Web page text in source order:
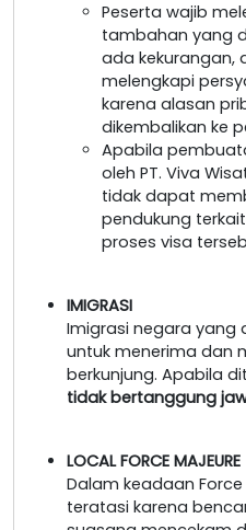
Peserta wajib
tambahan yang
ada kekurangan,
melengkapi
karena alasan
dikembalikan ke
Apabila
oleh PT. Viva
tidak dapat
pendukung
proses visa
IMIGRASI
Imigrasi negara yang
untuk menerima dan
berkunjung. Apabila
tidak bertanggung
LOCAL FORCE MAJEURE
Dalam keadaan
teratasi karena